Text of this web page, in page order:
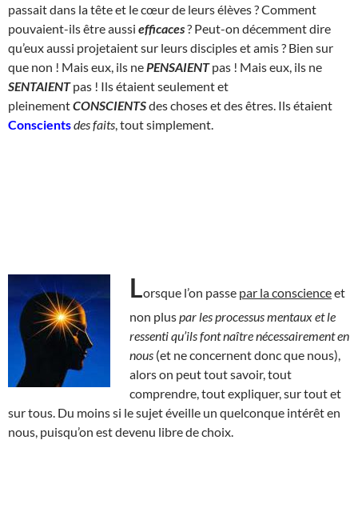
passait dans la tête et le cœur de leurs élèves ? Comment
pouvaient-ils être aussi efficaces? Peut-on décemment dire
qu’eux aussi projetaient sur leurs disciples et amis ? Bien sur
que non ! Mais eux, ils ne PENSAIENTpas ! Mais eux, ils ne
SENTAIENTpas ! Ils étaient seulement et
pleinementCONSCIENTSdes choses et des êtres. Ils étaient
Conscientsdes faits , tout simplement.
Lorsque l’on passe par la conscienceet
non pluspar les processus mentaux et le
ressenti qu’ils font naître nécessairement en
nous (et ne concernent donc que nous),
alors on peut tout savoir, tout
comprendre, tout expliquer, sur tout et
sur tous. Du moins si le sujet éveille un quelconque intérêt en
nous, puisqu’on est devenu libre de choix.